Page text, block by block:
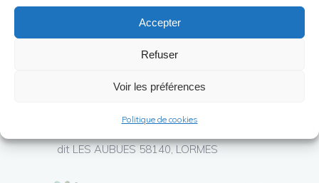
Accepter
Refuser
Voir les préférences
Politique de cookies
3 Gîtes au cœur du Morvan en
+(33) 6 83 56 51 00
dit LES AUBUES 58140, LORMES